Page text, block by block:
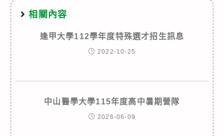
相關內容
逢甲大學112學年度特殊選才招生訊息
2022-10-25
中山醫學大學115年度高中暑期營隊
2026-06-09